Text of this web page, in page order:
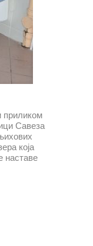
приликом
Савеза
која
наставе